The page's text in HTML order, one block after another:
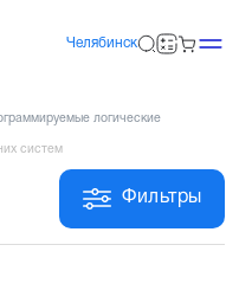
Челябинск
логические
систем
Фильтры